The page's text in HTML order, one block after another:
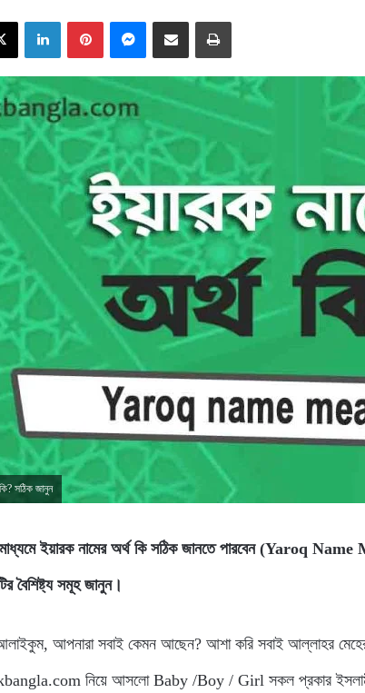
X LinkedInPinterestMessengerShare via Email Print
সঠিক জানুন
মাধ্যমে ইয়ারক নামের অর্থ কি সঠিক জানতে পারবেন (Yaroq
বৈশিষ্ট্য সমূহ জানুন।
আপনারা সবাই কেমন আছেন? আশা করি সবাই আল্লাহর
নিয়ে আসলো Baby /Boy / Girl সকল প্রকার ইসলামীক